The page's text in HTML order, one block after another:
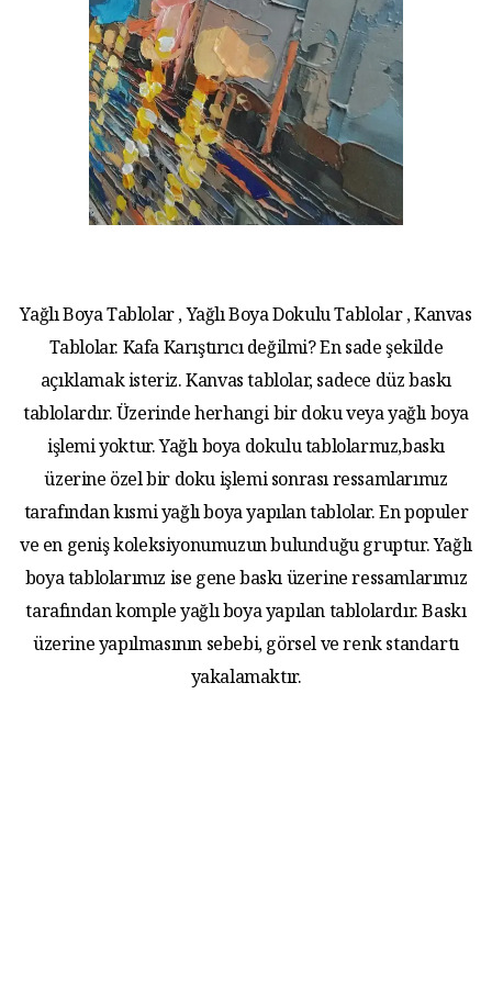
Yağlı Boya Tablolar , Yağlı Boya Dokulu Tablolar , Kanvas
Tablolar. Kafa Karıştırıcı değilmi? En sade şekilde
açıklamak isteriz. Kanvas tablolar, sadece düz baskı
tablolardır. Üzerinde herhangi bir doku veya yağlı boya
işlemi yoktur. Yağlı boya dokulu tablolarmız,baskı
üzerine özel bir doku işlemi sonrası ressamlarımız
tarafından kısmi yağlı boya yapılan tablolar. En populer
ve en geniş koleksiyonumuzun bulunduğu gruptur. Yağlı
boya tablolarımız ise gene baskı üzerine ressamlarımız
tarafından komple yağlı boya yapılan tablolardır. Baskı
üzerine yapılmasının sebebi, görsel ve renk standartı
yakalamaktır.